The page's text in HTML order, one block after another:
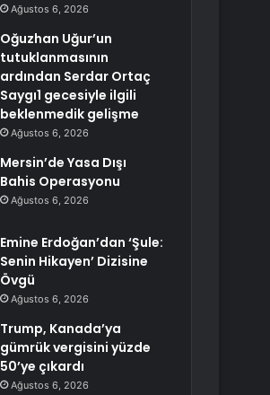
Ağustos 6, 2026
Oğuzhan Uğur’un
tutuklanmasının
ardından Serdar Ortaç
Saygı1 gecesiyle ilgili
beklenmedik gelişme
Ağustos 6, 2026
Mersin’de Yasa Dışı
Bahis Operasyonu
Ağustos 6, 2026
Emine Erdoğan’dan ‘Şule:
Senin Hikayen’ Dizisine
Övgü
Ağustos 6, 2026
Trump, Kanada’ya
gümrük vergisini yüzde
50’ye çıkardı
Ağustos 6, 2026